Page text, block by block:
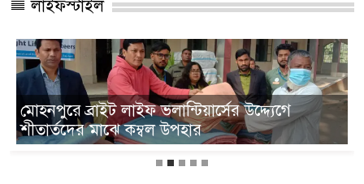
লাইফস্টাইল
পটুয়াখালী-৩ আসন থেকে নির্বাচন করার ঘোষণা
দিলেন ভিপি নুর